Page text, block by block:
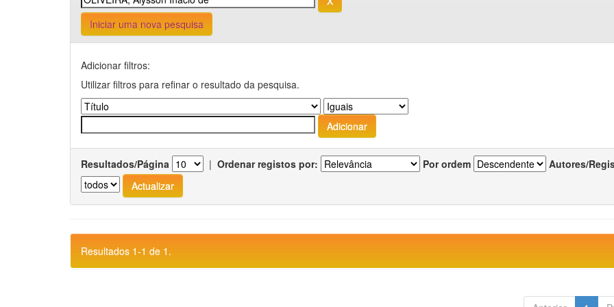
Iniciar uma nova pesquisa
Adicionar filtros:
Utilizar filtros para refinar o resultado da pesquisa.
Resultados/Página | Ordenar registos por: Por ordem Autores/
Resultados 1-1 de 1.